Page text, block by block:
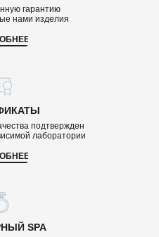
гарантию
нами изделия
подтвержден
лаборатории
SPA